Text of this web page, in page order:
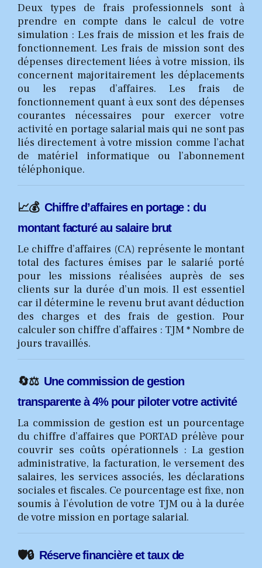
Deux types de frais professionnels sont à
prendre en compte dans le calcul de votre
simulation : Les frais de mission et les frais de
fonctionnement. Les frais de mission sont des
dépenses directement liées à votre mission, ils
concernent majoritairement les déplacements
ou les repas d’affaires. Les frais de
fonctionnement quant à eux sont des dépenses
courantes nécessaires pour exercer votre
activité en portage salarial mais qui ne sont pas
liés directement à votre mission comme l’achat
de matériel informatique ou l’abonnement
téléphonique.
📈💰 Chiffre d’affaires en portage : du
montant facturé au salaire brut
Le chiffre d’affaires (CA) représente le montant
total des factures émises par le salarié porté
pour les missions réalisées auprès de ses
clients sur la durée d’un mois. Il est essentiel
car il détermine le revenu brut avant déduction
des charges et des frais de gestion. Pour
calculer son chiffre d’affaires : TJM * Nombre de
jours travaillés.
🔄⚖️ Une commission de gestion
transparente à 4% pour piloter votre activité
La commission de gestion est un pourcentage
du chiffre d’affaires que PORTAD prélève pour
couvrir ses coûts opérationnels : La gestion
administrative, la facturation, le versement des
salaires, les services associés, les déclarations
sociales et fiscales. Ce pourcentage est fixe, non
soumis à l’évolution de votre TJM ou à la durée
de votre mission en portage salarial.
🛡️🔒 Réserve financière et taux de